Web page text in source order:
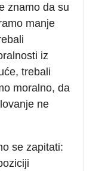
znamo da su
manje
iz
trebali
moralno, da
ne
se zapitati: